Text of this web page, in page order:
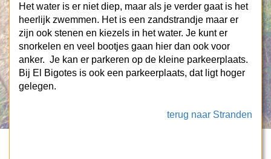
Het water is er niet diep, maar als je verder gaat is het
heerlijk zwemmen. Het is een zandstrandje maar er
zijn ook stenen en kiezels in het water. Je kunt er
snorkelen en veel bootjes gaan hier dan ook voor
anker. Je kan er parkeren op de kleine parkeerplaats.
Bij El Bigotes is ook een parkeerplaats, dat ligt hoger
gelegen.
terug naar Stranden